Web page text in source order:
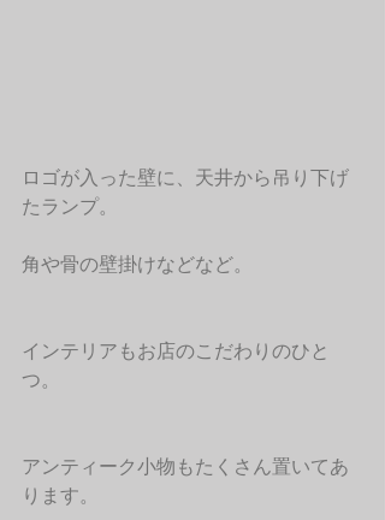
ロゴが入った壁に、天井から吊り下げ
たランプ。
角や骨の壁掛けなどなど。
インテリアもお店のこだわりのひと
つ。
アンティーク小物もたくさん置いてあ
ります。